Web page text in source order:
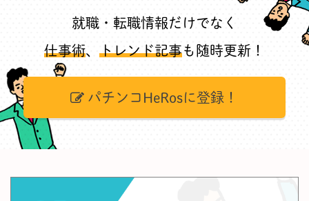
就職・転職情報だけでなく
仕事術、 トレンド記事も随時更新！
パチンコHeRosに登録！